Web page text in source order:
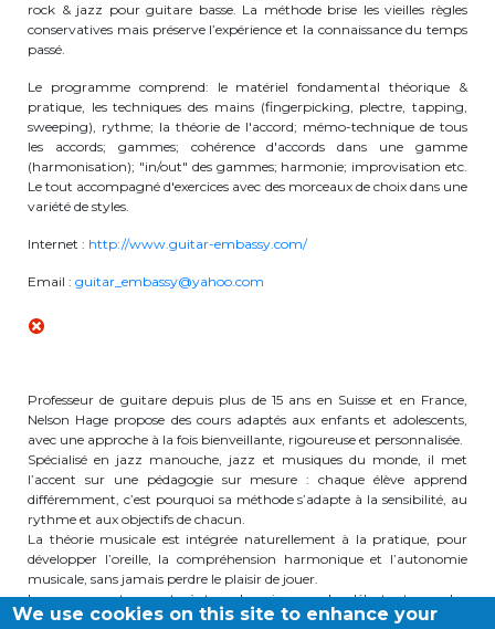
Cantine
+32 (0)2 374 76 75
cantine@apeee-bxl1-services.be
BE10 3100 9205 4504
Casiers
+32 (0)2 373 87 68
Coordination & Direction
+32 (0)2 375 94 84
coordination@apeee-bxl1-services.be
rock & jazz pour guitare basse. La méthode brise les vieilles règles
conservatives mais préserve l’expérience et la connaissance du temps
passé.
Le programme comprend: le matériel fondamental théorique &
pratique, les techniques des mains (fingerpicking, plectre, tapping,
sweeping), rythme; la théorie de l'accord; mémo-technique de tous
les accords; gammes; cohérence d'accords dans une gamme
(harmonisation); "in/out" des gammes; harmonie; improvisation etc.
Le tout accompagné d'exercices avec des morceaux de choix dans une
variété de styles.
Internet : http://www.guitar-embassy.com/
Email : guitar_embassy@yahoo.com
Professeur de guitare depuis plus de 15 ans en Suisse et en France,
Nelson Hage propose des cours adaptés aux enfants et adolescents,
avec une approche à la fois bienveillante, rigoureuse et personnalisée.
Spécialisé en jazz manouche, jazz et musiques du monde, il met
l’accent sur une pédagogie sur mesure : chaque élève apprend
différemment, c’est pourquoi sa méthode s’adapte à la sensibilité, au
rythme et aux objectifs de chacun.
La théorie musicale est intégrée naturellement à la pratique, pour
développer l’oreille, la compréhension harmonique et l’autonomie
musicale, sans jamais perdre le plaisir de jouer.
Les cours sont ouverts à tous les niveaux, du débutant au plus
avancé.
We use cookies on this site to enhance your